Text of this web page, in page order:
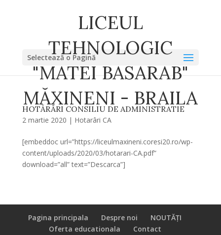
LICEUL
TEHNOLOGIC
"MATEI BASARAB"
MĂXINENI - BRAILA
Selectează o Pagină
HOTĂRÂRI CONSILIU DE ADMINISTRATIE
2 martie 2020 | Hotarâri CA
[embeddoc url=”https://liceulmaxineni.coresi20.ro/wp-
content/uploads/2020/03/hotarari-CA.pdf”
download=”all” text=”Descarca”]
Pagina principala Despre noi
NOUTĂȚI
Oferta educationala
Contact